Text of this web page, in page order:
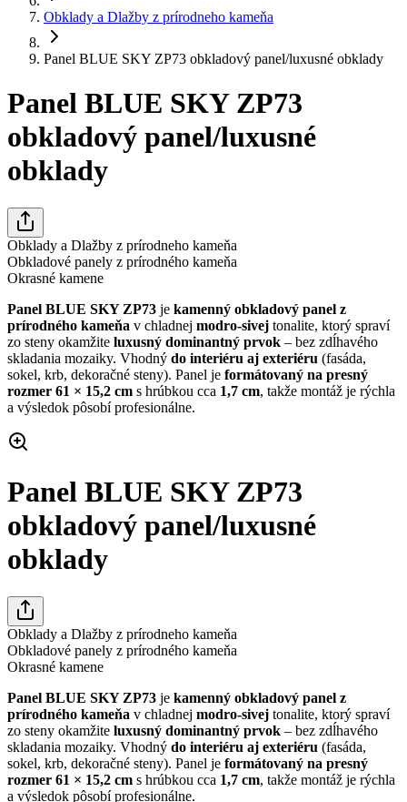
Obklady a Dlažby z prírodneho kameňa
Panel BLUE SKY ZP73 obkladový panel/luxusné obklady
Panel BLUE SKY ZP73
obkladový panel/luxusné
obklady
Obklady a Dlažby z prírodneho kameňa
Obkladové panely z prírodného kameňa
Okrasné kamene
Panel BLUE SKY ZP73 je kamenný obkladový panel z
prírodného kameňa v chladnej modro-sivej tonalite, ktorý spraví
zo steny okamžite luxusný dominantný prvok – bez zdĺhavého
skladania mozaiky. Vhodný do interiéru aj exteriéru (fasáda,
sokel, krb, dekoračné steny). Panel je formátovaný na presný
rozmer 61 × 15,2 cm s hrúbkou cca 1,7 cm, takže montáž je rýchla
a výsledok pôsobí profesionálne.
Panel BLUE SKY ZP73
obkladový panel/luxusné
obklady
Obklady a Dlažby z prírodneho kameňa
Obkladové panely z prírodného kameňa
Okrasné kamene
Panel BLUE SKY ZP73 je kamenný obkladový panel z
prírodného kameňa v chladnej modro-sivej tonalite, ktorý spraví
zo steny okamžite luxusný dominantný prvok – bez zdĺhavého
skladania mozaiky. Vhodný do interiéru aj exteriéru (fasáda,
sokel, krb, dekoračné steny). Panel je formátovaný na presný
rozmer 61 × 15,2 cm s hrúbkou cca 1,7 cm, takže montáž je rýchla
a výsledok pôsobí profesionálne.